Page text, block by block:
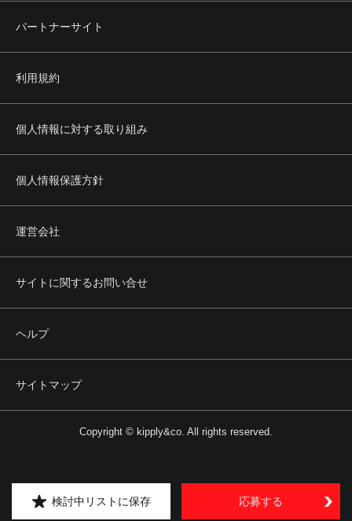
検討中リストに保存 応募する
パートナーサイト
利用規約
個人情報に対する取り組み
個人情報保護方針
運営会社
サイトに関するお問い合せ
ヘルプ
サイトマップ
Copyright © kipply&co. All rights reserved.